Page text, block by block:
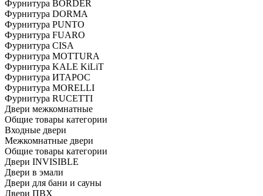
Фурнитура BORDER
Фурнитура DORMA
Фурнитура PUNTO
Фурнитура FUARO
Фурнитура CISA
Фурнитура MOTTURA
Фурнитура KALE KiLiT
Фурнитура ИТАРОС
Фурнитура MORELLI
Фурнитура RUCETTI
Двери межкомнатные
Общие товары категории
Входные двери
Межкомнатные двери
Общие товары категории
Двери INVISIBLE
Двери в эмали
Двери для бани и сауны
Двери ПВХ